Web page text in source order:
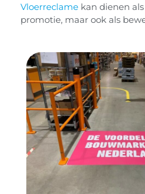
Vloerreclame kan dienen
promotie, maar ook als